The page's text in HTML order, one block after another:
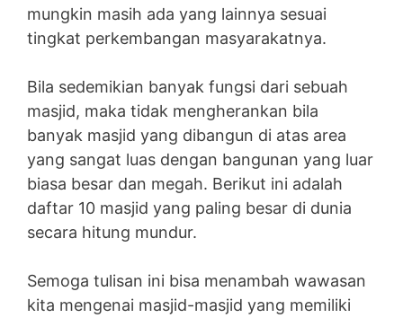
mungkin masih ada yang lainnya sesuai
tingkat perkembangan masyarakatnya.
Bila sedemikian banyak fungsi dari sebuah
masjid, maka tidak mengherankan bila
banyak masjid yang dibangun di atas area
yang sangat luas dengan bangunan yang luar
biasa besar dan megah. Berikut ini adalah
daftar 10 masjid yang paling besar di dunia
secara hitung mundur.
Semoga tulisan ini bisa menambah wawasan
kita mengenai masjid-masjid yang memiliki